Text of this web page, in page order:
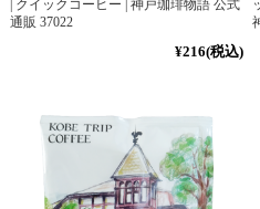
| クイックコーヒー | 神戸珈琲物語 公式
通販 37022
¥216(税込)